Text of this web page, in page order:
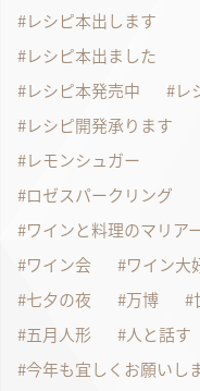
レシピ本出します
レシピ本出ました
レシピ本発売中
レ
レシピ開発承ります
レモンシュガー
ロゼスパークリング
ワインと料理のマリア
ワイン会
ワイン大
七夕の夜
万博
五月人形
人と話す
今年も宜しくお願いし